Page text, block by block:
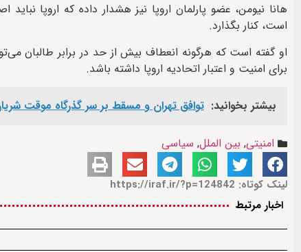
هانا نیومن، عضو پارلمان اروپا نیز هشدار داده که اروپا
است، کنار بگذارد.
او گفته است که هرگونه انعطاف بیش از حد در برابر طالبان
برای امنیت و اعتبار اتحادیه اروپا داشته باشد.
بیشتر بخوانید: توافق تهران و مسقط بر سر گذرگاه موقت
امنیتی, بین الملل, سیاسی
لینک کوتاه: https://iraf.ir/?p=124842
اخبار مرتبط